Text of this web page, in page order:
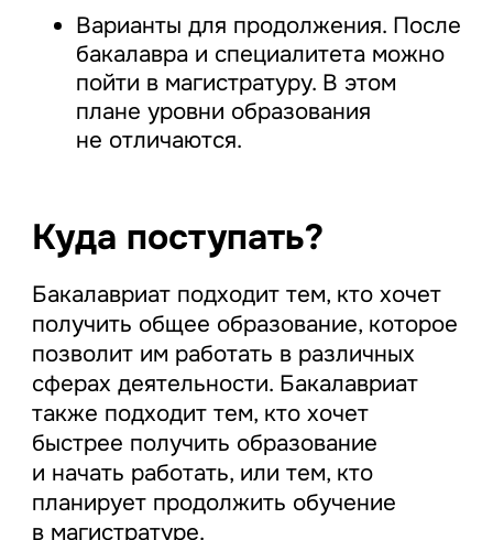
Варианты для продолжения. После
бакалавра и специалитета можно
пойти в магистратуру. В этом
плане уровни образования
не отличаются.
Куда поступать?
Бакалавриат подходит тем, кто хочет
получить общее образование, которое
позволит им работать в различных
сферах деятельности. Бакалавриат
также подходит тем, кто хочет
быстрее получить образование
и начать работать, или тем, кто
планирует продолжить обучение
в магистратуре.